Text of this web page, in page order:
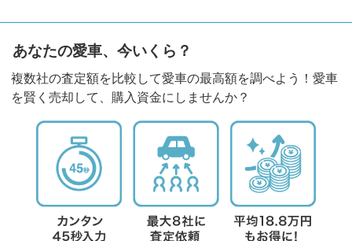
あなたの愛車、今いくら？
複数社の査定額を比較して愛車の最高額を調べよう！愛車
を賢く売却して、購入資金にしませんか？